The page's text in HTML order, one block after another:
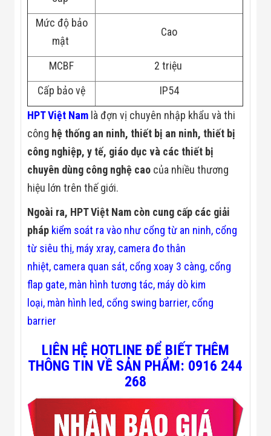
Mức độ bảo
mật
Cao
MCBF
2 triệu
Cấp bảo vệ
IP54
HPT Việt Nam là đợn vị chuyên nhập khẩu và thi
công hệ thống an ninh, thiết bị an ninh, thiết bị
công nghiệp, y tế, giáo dục và các thiết bị
chuyên dùng công nghệ cao của nhiều thương
hiệu lớn trên thế giới.
Ngoài ra, HPT Việt Nam còn cung cấp các giải
pháp kiểm soát ra vào như cổng từ an ninh, cổng
từ siêu thị, máy xray, camera đo thân
nhiệt, camera quan sát, cổng xoay 3 càng, cổng
flap gate, màn hình tương tác, máy dò kim
loại, màn hình led, cổng swing barrier, cổng
barrier
LIÊN HỆ HOTLINE ĐỂ BIẾT THÊM
THÔNG TIN VỀ SẢN PHẨM: 0916 244
268